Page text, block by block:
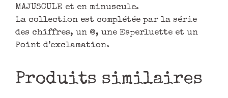
MAJUSCULE et en minuscule.
La collection est complétée par la série
des chiffres, un @, une Esperluette et un
Point d’exclamation.
Produits similaires